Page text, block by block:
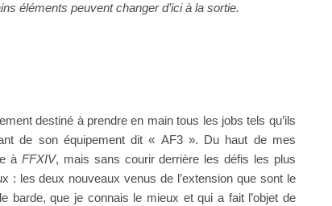
éléments peuvent changer d’ici à la sortie.
destiné à prendre en main tous les jobs tels qu’ils
de son équipement dit « AF3 ». Du haut de mes
àFFXIV, mais sans courir derrière les défis les plus
: les deux nouveaux venus de l’extension que sont le
barde, que je connais le mieux et qui a fait l’objet de